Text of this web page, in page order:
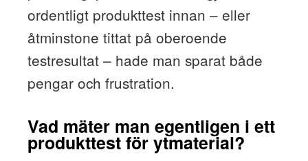
ordentligt produkttest innan – eller
åtminstone tittat på oberoende
testresultat – hade man sparat både
pengar och frustration.
Vad mäter man egentligen i ett
produkttest för ytmaterial?